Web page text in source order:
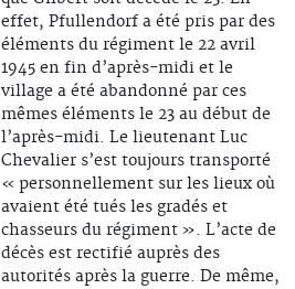
effet, Pfullendorf a été pris par des
éléments du régiment le 22 avril
1945 en fin d’après-midi et le
village a été abandonné par ces
mêmes éléments le 23 au début de
l’après-midi. Le lieutenant Luc
Chevalier s’est toujours transporté
« personnellement sur les lieux où
avaient été tués les gradés et
chasseurs du régiment ». L’acte de
décès est rectifié auprès des
autorités après la guerre. De même,